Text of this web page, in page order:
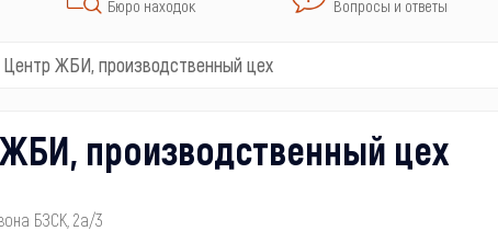
Бюро находок Вопросы и ответы
Центр ЖБИ, производственный цех
производственный цех
БЗСК, 2а/3